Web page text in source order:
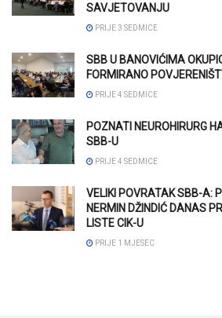
SAVJETOVANJU
PRIJE 3 SEDMICE
SBB U BANOVIĆIMA
FORMIRANO
PRIJE 4 SEDMICE
POZNATI NEUROHIRURG
SBB-U
PRIJE 4 SEDMICE
VELIKI POVRATAK SBB-A:
NERMIN DŽINDIĆ DANAS
LISTE CIK-U
PRIJE 1 MJESEC